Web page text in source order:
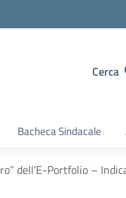
Cerca
Bacheca Sindacale
dell’E-Portfolio –